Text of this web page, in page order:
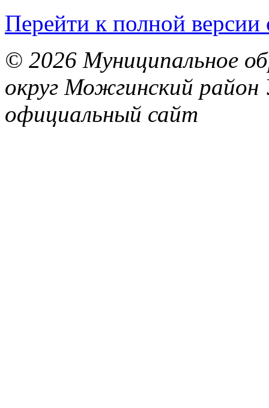
Перейти к полной версии
© 2026 Муниципальное
округ Можгинский район
официальный сайт